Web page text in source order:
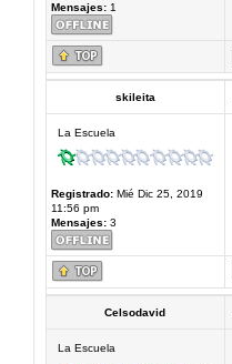
Mensajes:1
skileita
La Escuela
Registrado:Mié Dic 25, 2019
11:56 pm
Mensajes:3
Celsodavid
La Escuela